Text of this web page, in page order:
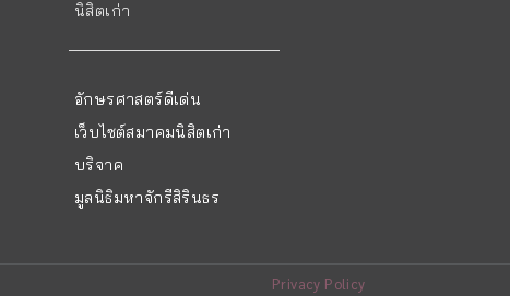
นิสิตเก่า
อักษรศาสตร์ดีเด่น
เว็บไซต์สมาคมนิสิตเก่า
บริจาค
มูลนิธิมหาจักรีสิรินธร
Privacy Policy